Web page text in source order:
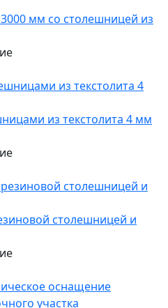
освещения LED-1000
шт.
мм со столешницей из
из текстолита 4 мм
столешницей и